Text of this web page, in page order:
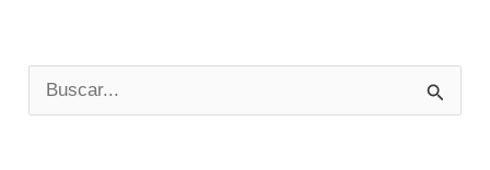
Artificial:
u